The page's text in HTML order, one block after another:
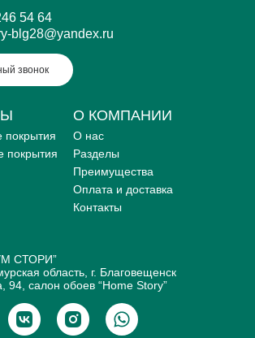
СТОРИ”
область, г. Благовещенск
94, салон обоев “Home Story”
покрытия
покрытия
О КОМПАНИИ
О нас
Разделы
Преимущества
Оплата и доставка
Контакты
54 64
blg28@yandex.ru
звонок